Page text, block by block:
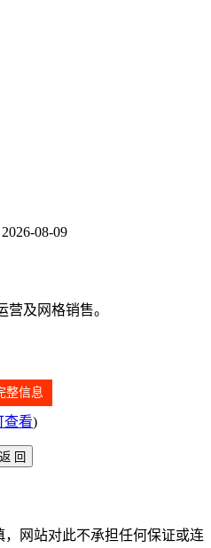
08-09
营及网格销售。
整信息
查看)
网站对此不承担任何保证或连